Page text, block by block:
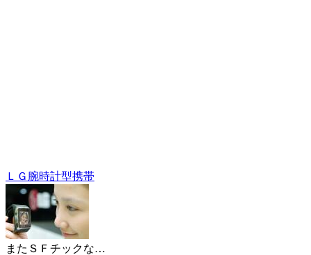
ＬＧ腕時計型携帯
またＳＦチックな…